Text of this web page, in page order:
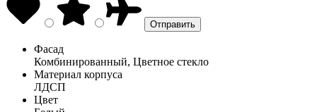
Фасад
Комбинированный, Цветное стекло
Материал корпуса
ЛДСП
Цвет